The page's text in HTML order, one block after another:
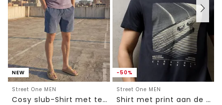
NEW
Street One MEN
Cosy slub-Shirt met textuur
-50%
Street One MEN
Shirt met print aan de voorkant